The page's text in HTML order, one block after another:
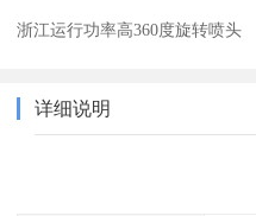
浙江运行功率高360度旋转喷头
详细说明